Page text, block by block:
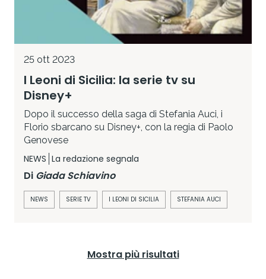
25 ott 2023
I Leoni di Sicilia: la serie tv su
Disney+
Dopo il successo della saga di Stefania Auci, i
Florio sbarcano su Disney+, con la regia di Paolo
Genovese
NEWS La redazione segnala
Di Giada Schiavino
NEWS SERIE TV I LEONI DI SICILIA STEFANIA AUCI
Mostra più risultati